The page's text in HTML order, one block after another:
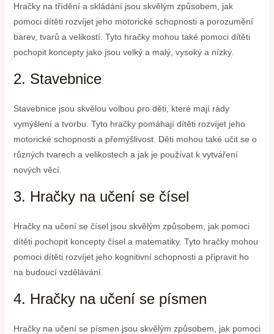
Hračky na třídění a skládání jsou skvělým způsobem, jak
pomoci dítěti rozvíjet jeho motorické schopnosti a porozumění
barev, tvarů a velikostí. Tyto hračky mohou také pomoci dítěti
pochopit koncepty jako jsou velký a malý, vysoký a nízký.
2. Stavebnice
Stavebnice jsou skvělou volbou pro děti, které mají rády
vymýšlení a tvorbu. Tyto hračky pomáhají dítěti rozvíjet jeho
motorické schopnosti a přemýšlivost. Děti mohou také učit se o
různých tvarech a velikostech a jak je používat k vytváření
nových věcí.
3. Hračky na učení se čísel
Hračky na učení se čísel jsou skvělým způsobem, jak pomoci
dítěti pochopit koncepty čísel a matematiky. Tyto hračky mohou
pomoci dítěti rozvíjet jeho kognitivní schopnosti a připravit ho
na budoucí vzdělávání.
4. Hračky na učení se písmen
Hračky na učení se písmen jsou skvělým způsobem, jak pomoci